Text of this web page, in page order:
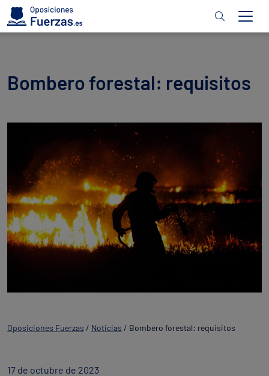
Bombero forestal: requisitos
Oposiciones Fuerzas / Noticias / Bombero forestal: requisitos
17 de octubre de 2023